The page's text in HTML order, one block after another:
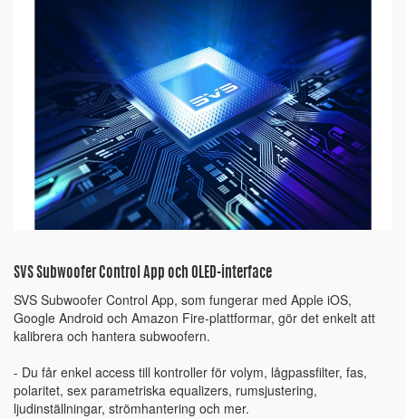
SVS Subwoofer Control App och OLED-interface
SVS Subwoofer Control App, som fungerar med Apple iOS,
Google Android och Amazon Fire-plattformar, gör det enkelt att
kalibrera och hantera subwoofern.
- Du får enkel access till kontroller för volym, lågpassfilter, fas,
polaritet, sex parametriska equalizers, rumsjustering,
ljudinställningar, strömhantering och mer.